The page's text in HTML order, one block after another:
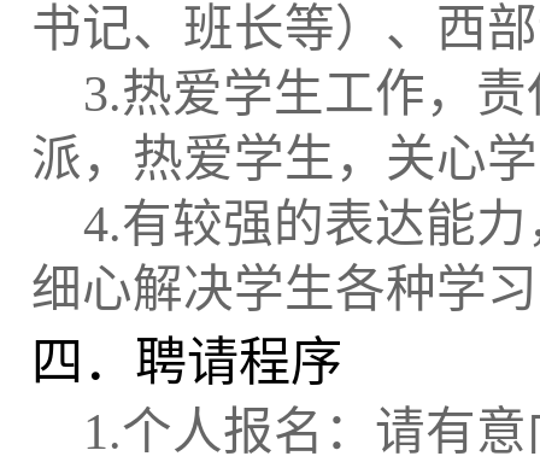
书记、班长等）、西
3.热爱学生工作，
派，热爱学生，关心
4.有较强的表达能
细心解决学生各种学
四．聘请程序
1.个人报名：请有